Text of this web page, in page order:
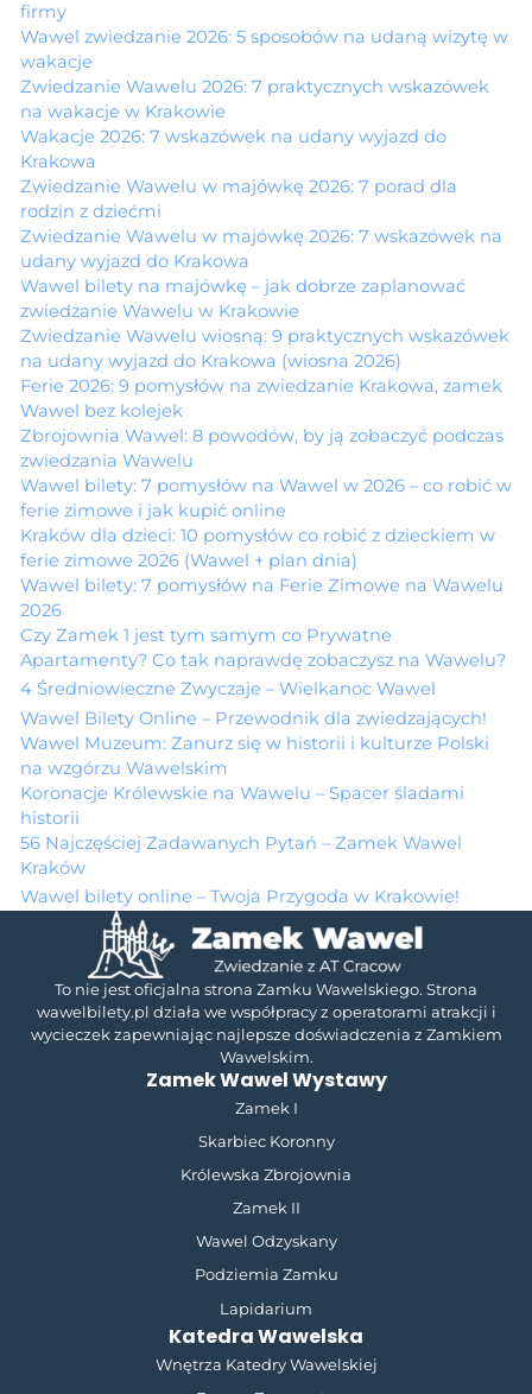
firmy
Wawel zwiedzanie 2026: 5 sposobów na udaną wizytę w
wakacje
Zwiedzanie Wawelu 2026: 7 praktycznych wskazówek
na wakacje w Krakowie
Wakacje 2026: 7 wskazówek na udany wyjazd do
Krakowa
Zwiedzanie Wawelu w majówkę 2026: 7 porad dla
rodzin z dziećmi
Zwiedzanie Wawelu w majówkę 2026: 7 wskazówek na
udany wyjazd do Krakowa
Wawel bilety na majówkę – jak dobrze zaplanować
zwiedzanie Wawelu w Krakowie
Zwiedzanie Wawelu wiosną: 9 praktycznych wskazówek
na udany wyjazd do Krakowa (wiosna 2026)
Ferie 2026: 9 pomysłów na zwiedzanie Krakowa, zamek
Wawel bez kolejek
Zbrojownia Wawel: 8 powodów, by ją zobaczyć podczas
zwiedzania Wawelu
Wawel bilety: 7 pomysłów na Wawel w 2026 – co robić w
ferie zimowe i jak kupić online
Kraków dla dzieci: 10 pomysłów co robić z dzieckiem w
ferie zimowe 2026 (Wawel + plan dnia)
Wawel bilety: 7 pomysłów na Ferie Zimowe na Wawelu
2026
Czy Zamek 1 jest tym samym co Prywatne
Apartamenty? Co tak naprawdę zobaczysz na Wawelu?
4 Średniowieczne Zwyczaje – Wielkanoc Wawel
Wawel Bilety Online – Przewodnik dla zwiedzających!
Wawel Muzeum: Zanurz się w historii i kulturze Polski
na wzgórzu Wawelskim
Koronacje Królewskie na Wawelu – Spacer śladami
historii
56 Najczęściej Zadawanych Pytań – Zamek Wawel
Kraków
Wawel bilety online – Twoja Przygoda w Krakowie!
To nie jest oficjalna strona Zamku Wawelskiego. Strona
wawelbilety.pl działa we współpracy z operatorami atrakcji i
wycieczek zapewniając najlepsze doświadczenia z Zamkiem
Wawelskim.
Zamek Wawel Wystawy
Zamek I
Skarbiec Koronny
Królewska Zbrojownia
Zamek II
Wawel Odzyskany
Podziemia Zamku
Lapidarium
Katedra Wawelska
Wnętrza Katedry Wawelskiej